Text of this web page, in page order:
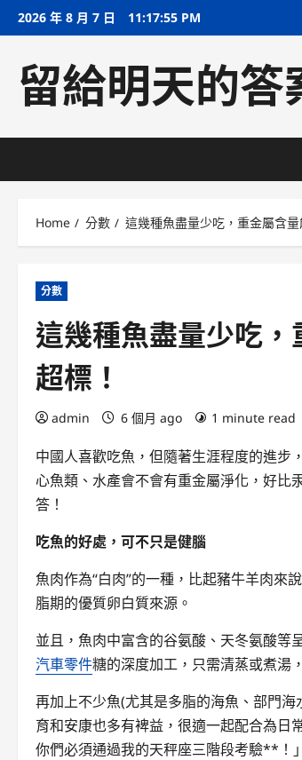
Skip2026 年 8 月 7 日 11:17:56 PM
留給明天的答
Home 分數 這幾種魚盡量少吃，重金屬含量
分數
這幾種魚盡量少吃
超標！
admin 6 個月 ago 1 minute read
中國人喜歡吃魚，但隨著生涯程度的進步
心魚類、水產會不會有重金屬淨化，好比
答！
吃魚的好處，可不只是健腦
魚肉作為“白肉”的一種，比起豬牛羊肉來
脂期的優質卵白質來源。
並且，魚肉中富含的谷氨酸、天冬氨酸等
汽車零件糖的深度加工，只需清蒸或煮湯
再加上不少魚(尤其是多脂的海魚、部門
育和安康也多有裨益，很適一起配合為日
你們必須通過我的天秤座三階段考驗**！